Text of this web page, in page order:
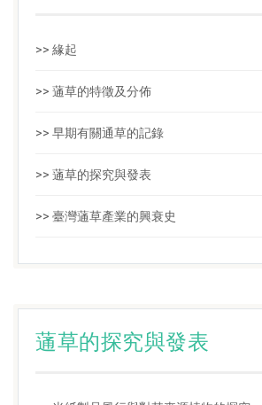
>> 緣起
>> 蓪草的特徵及分佈
>> 早期有關通草的記錄
>> 蓪草的探究與發表
>> 臺灣蓪草產業的興衰史
蓪草的探究與發表